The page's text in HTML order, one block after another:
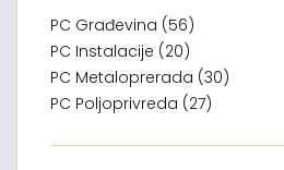
PC Građevina (56)
PC Instalacije (20)
PC Metaloprerada (30)
PC Poljoprivreda (27)